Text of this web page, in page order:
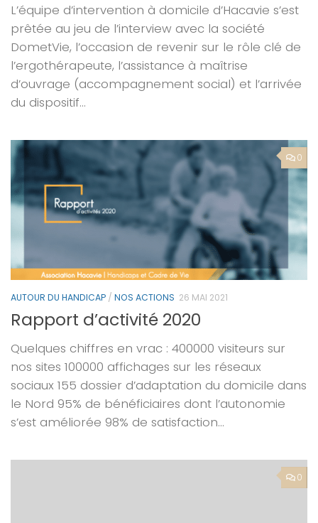
L’équipe d’intervention à domicile d’Hacavie s’est
prêtée au jeu de l’interview avec la société
DometVie, l’occasion de revenir sur le rôle clé de
l’ergothérapeute, l’assistance à maîtrise
d’ouvrage (accompagnement social) et l’arrivée
du dispositif...
0
AUTOUR DU HANDICAP / NOS ACTIONS 26 MAI 2021
Rapport d’activité 2020
Quelques chiffres en vrac : 400000 visiteurs sur
nos sites 100000 affichages sur les réseaux
sociaux 155 dossier d’adaptation du domicile dans
le Nord 95% de bénéficiaires dont l’autonomie
s’est améliorée 98% de satisfaction...
0